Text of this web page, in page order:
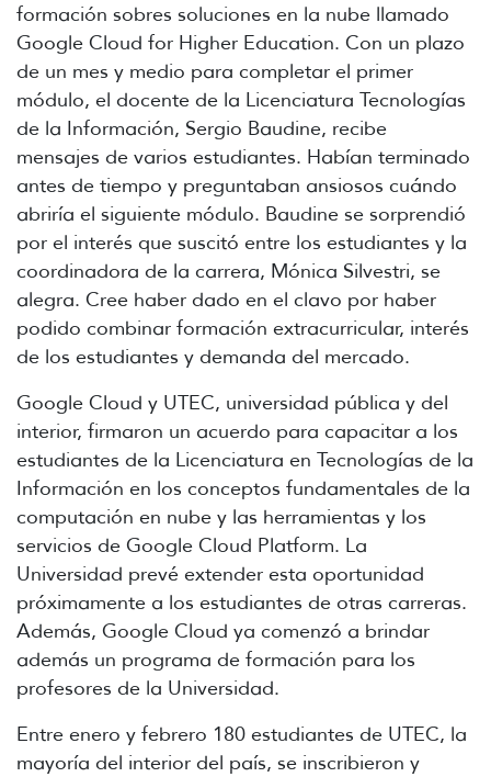
formación sobres soluciones en la nube llamado
Google Cloud for Higher Education. Con un plazo
de un mes y medio para completar el primer
módulo, el docente de la Licenciatura Tecnologías
de la Información, Sergio Baudine, recibe
mensajes de varios estudiantes. Habían terminado
antes de tiempo y preguntaban ansiosos cuándo
abriría el siguiente módulo. Baudine se sorprendió
por el interés que suscitó entre los estudiantes y la
coordinadora de la carrera, Mónica Silvestri, se
alegra. Cree haber dado en el clavo por haber
podido combinar formación extracurricular, interés
de los estudiantes y demanda del mercado.
Google Cloud y UTEC, universidad pública y del
interior, firmaron un acuerdo para capacitar a los
estudiantes de la Licenciatura en Tecnologías de la
Información en los conceptos fundamentales de la
computación en nube y las herramientas y los
servicios de Google Cloud Platform. La
Universidad prevé extender esta oportunidad
próximamente a los estudiantes de otras carreras.
Además, Google Cloud ya comenzó a brindar
además un programa de formación para los
profesores de la Universidad.
Entre enero y febrero 180 estudiantes de UTEC, la
mayoría del interior del país, se inscribieron y